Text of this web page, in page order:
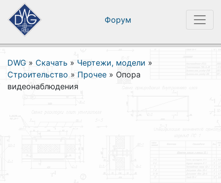
Форум
DWG » Скачать » Чертежи, модели »
Строительство » Прочее » Опора
видеонаблюдения